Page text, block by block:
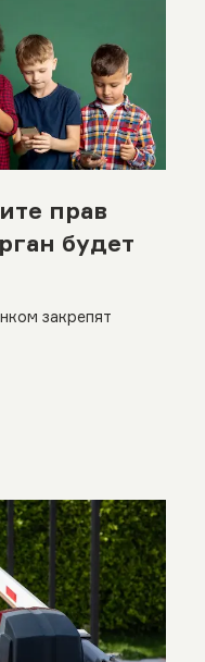
прав
будет
закрепят